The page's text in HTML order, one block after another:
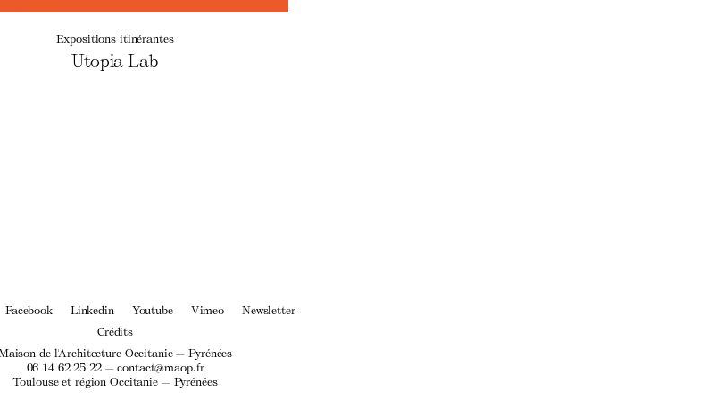
Expositions itinérantes
Utopia Lab
Facebook Linkedin Youtube Vimeo
Newsletter
Crédits
de l'Architecture Occitanie — Pyrénées
06 14 62 25 22 —contact@maop.fr
Toulouse et région Occitanie — Pyrénées